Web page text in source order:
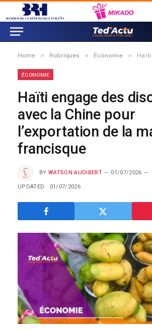
Home » Rubriques » Économie » Haïti engage des
ÉCONOMIE
Haïti engage des
avec la Chine pour
l’exportation de la
francisque
BY WATSON AUDIBERT 01/07/2026
UPDATED: 01/07/2026